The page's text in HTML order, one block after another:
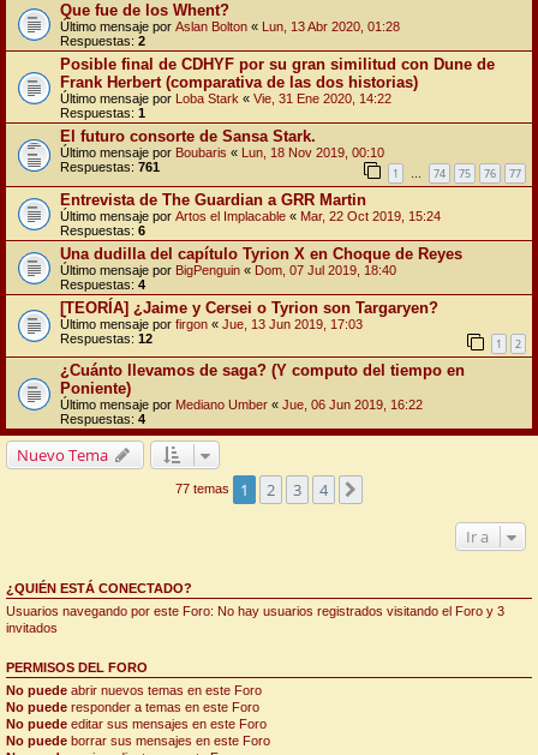
Que fue de los Whent?
Último mensaje por Aslan Bolton «
Lun, 13 Abr 2020, 01:28
Respuestas: 2
Posible final de CDHYF por su gran similitud con Dune de
Frank Herbert (comparativa de las dos historias)
Último mensaje por Loba Stark « Vie, 31 Ene 2020, 14:22
Respuestas: 1
El futuro consorte de Sansa Stark.
Último mensaje por Boubaris «
Lun, 18 Nov 2019, 00:10
Respuestas: 761 1 … 74 75 76 77
Entrevista de The Guardian a GRR Martin
Último mensaje por Artos el Implacable « Mar, 22 Oct 2019, 15:24
Respuestas: 6
Una dudilla del capítulo Tyrion X en Choque de Reyes
Último mensaje por BigPenguin « Dom, 07 Jul 2019, 18:40
Respuestas: 4
[TEORÍA] ¿Jaime y Cersei o Tyrion son Targaryen?
Último mensaje por firgon « Jue, 13 Jun 2019, 17:03
Respuestas: 12 1 2
¿Cuánto llevamos de saga? (Y computo del tiempo en
Poniente)
Último mensaje por Mediano Umber « Jue, 06 Jun 2019, 16:22
Respuestas: 4
Nuevo Tema
77 temas 1 2 3 4
Ir a
¿QUIÉN ESTÁ CONECTADO?
Usuarios navegando por este Foro: No hay usuarios registrados visitando el Foro y 3
invitados
PERMISOS DEL FORO
No puede abrir nuevos temas en este Foro
No puede responder a temas en este Foro
No puede editar sus mensajes en este Foro
No puede borrar sus mensajes en este Foro